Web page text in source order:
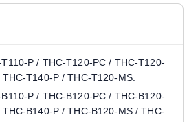
P / THC-T120-PC / THC-T120-
T140-P / THC-T120-MS.
P / THC-B120-PC / THC-B120-
B140-P / THC-B120-MS / THC-